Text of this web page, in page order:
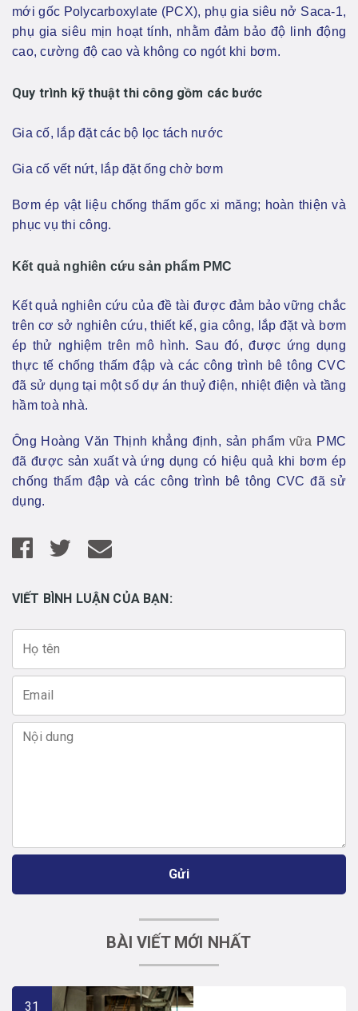
mới gốc Polycarboxylate (PCX), phụ gia siêu nở Saca-1,
phụ gia siêu mịn hoạt tính, nhằm đảm bảo độ linh động
cao, cường độ cao và không co ngót khi bơm.
Quy trình kỹ thuật thi công gồm các bước
Gia cố, lắp đặt các bộ lọc tách nước
Gia cố vết nứt, lắp đặt ống chờ bơm
Bơm ép vật liệu chống thấm gốc xi măng; hoàn thiện và
phục vụ thi công.
Kết quả nghiên cứu sản phẩm PMC
Kết quả nghiên cứu của đề tài được đảm bảo vững chắc
trên cơ sở nghiên cứu, thiết kế, gia công, lắp đặt và bơm
ép thử nghiệm trên mô hình. Sau đó, được ứng dụng
thực tế chống thấm đập và các công trình bê tông CVC
đã sử dụng tại một số dự án thuỷ điện, nhiệt điện và tầng
hầm toà nhà.
Ông Hoàng Văn Thịnh khẳng định, sản phẩm vữa PMC
đã được sản xuất và ứng dụng có hiệu quả khi bơm ép
chống thấm đập và các công trình bê tông CVC đã sử
dụng.
VIẾT BÌNH LUẬN CỦA BẠN:
Gửi
BÀI VIẾT MỚI NHẤT
31